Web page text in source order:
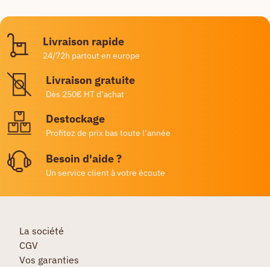
Livraison rapide
24/72h partout en europe
Livraison gratuite
Dès 250€ HT d’achat
Destockage
Profitez de prix bas toute l’année
Besoin d'aide ?
Un service client à votre écoute
La société
CGV
Vos garanties